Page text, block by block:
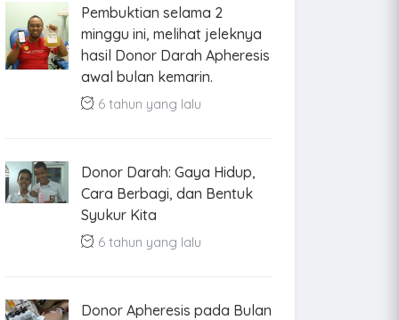
Pembuktian selama 2
minggu ini, melihat jeleknya
hasil Donor Darah Apheresis
awal bulan kemarin.
6 tahun yang lalu
Donor Darah: Gaya Hidup,
Cara Berbagi, dan Bentuk
Syukur Kita
6 tahun yang lalu
Donor Apheresis pada Bulan